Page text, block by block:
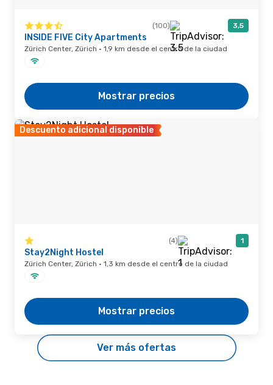
(100) 3,5
INSIDE FIVE City Apartments
Zürich Center, Zürich · 1,9 km desde el centro de la ciudad
Mostrar precios
Descuento adicional disponible
(4) 1
Stay2Night Hostel
Zürich Center, Zürich · 1,3 km desde el centro de la ciudad
Mostrar precios
Ver más ofertas